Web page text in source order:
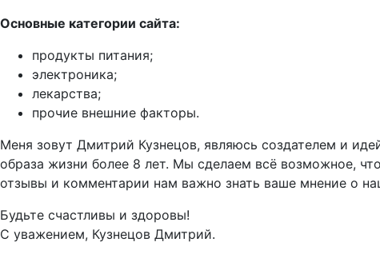
Основные категории сайта:
продукты питания;
электроника;
лекарства;
прочие внешние факторы.
Меня зовут Дмитрий Кузнецов, являюсь создателем и
образа жизни более 8 лет. Мы сделаем всё возможное,
отзывы и комментарии нам важно знать ваше мнение о
Будьте счастливы и здоровы!
С уважением, Кузнецов Дмитрий.